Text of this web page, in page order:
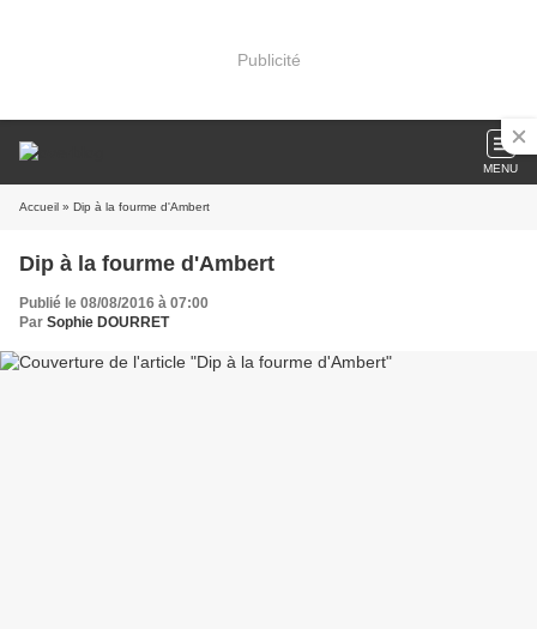
Publicité
MENU
Accueil » Dip à la fourme d'Ambert
Dip à la fourme d'Ambert
Publié le 08/08/2016 à 07:00
Par Sophie DOURRET